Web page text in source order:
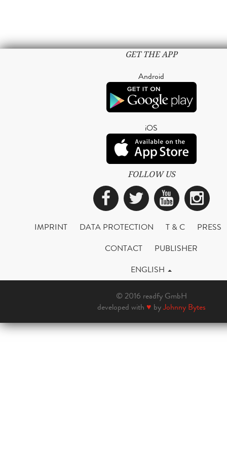
GET THE APP
Android
iOS
FOLLOW US
Facebook
Twitter
IMPRINT DATA PROTECTION T & C
PRESS
CONTACT
PUBLISHER
ENGLISH
© 2016 readfy GmbH
developed with ♥ byJohnny Bytes